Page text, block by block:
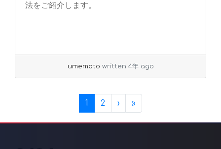
法をご紹介します。
umemoto written 4年 ago
Current Page
1 Page
2 › »